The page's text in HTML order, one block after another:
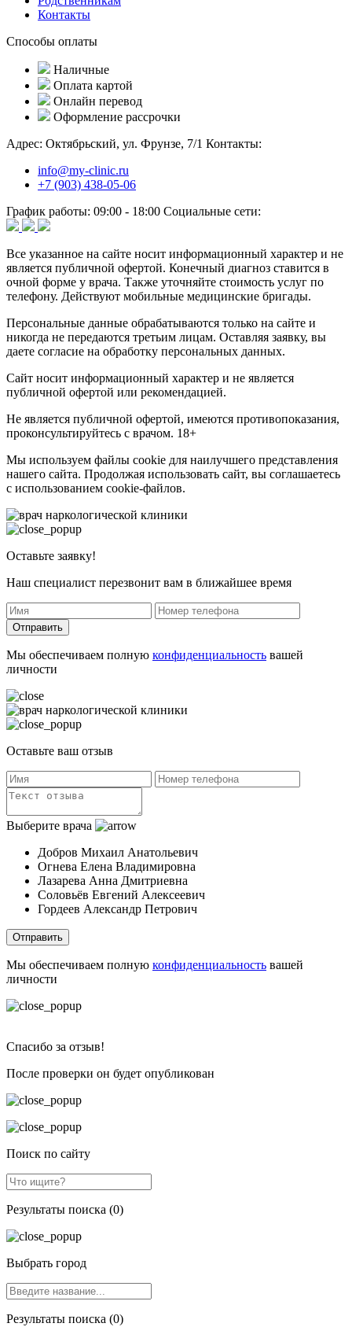
Контакты
Способы оплаты
Наличные
Оплата картой
Онлайн перевод
Оформление рассрочки
Адрес: Октябрьский, ул. Фрунзе, 7/1 Контакты:
info@my-clinic.ru
+7 (903) 438-05-06
График работы: 09:00 - 18:00 Социальные сети:
Все указанное на сайте носит информационный характер и не
является публичной офертой. Конечный диагноз ставится в
очной форме у врача. Также уточняйте стоимость услуг по
телефону. Действуют мобильные медицинские бригады.
Персональные данные обрабатываются только на сайте и
никогда не передаются третьим лицам. Оставляя заявку, вы
даете согласие на обработку персональных данных.
Сайт носит информационный характер и не является
публичной офертой или рекомендацией.
Не является публичной офертой, имеются противопоказания,
проконсультируйтесь с врачом. 18+
Мы используем файлы cookie для наилучшего представления
нашего сайта. Продолжая использовать сайт, вы соглашаетесь
с использованием cookie-файлов.
Оставьте заявку!
Наш специалист перезвонит вам в ближайшее время
Отправить
Мы обеспечиваем полную конфиденциальность вашей
личности
Оставьте ваш отзыв
Выберите врача
Добров Михаил Анатольевич
Огнева Елена Владимировна
Лазарева Анна Дмитриевна
Соловьёв Евгений Алексеевич
Гордеев Александр Петрович
Отправить
Мы обеспечиваем полную конфиденциальность вашей
личности
Спасибо за отзыв!
После проверки он будет опубликован
Поиск по сайту
Результаты поиска (0)
Выбрать город
Результаты поиска (0)